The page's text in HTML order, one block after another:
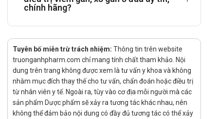
Cách dùng Liverton forte Pymepharco
Thuốc dùng đường uống. Uống thuốc với một lượng nước
ấm vừa đủ.
Liều dùng Liverton forte Pymepharco
được khuyến cáo
Liều dùng khuyến cáo: 1 viên x 3 lần/ngày.
Thời gian điều trị được khuyến cáo
chính hãng?
Tuyên bố miễn trừ trách nhiệm: Thông tin trên website
truonganhpharm.com chỉ mang tính chất tham khảo. Nội
dung trên trang không được xem là tư vấn y khoa và không
nhằm mục đích thay thế cho tư vấn, chẩn đoán hoặc điều trị
từ nhân viên y tế. Ngoài ra, tùy vào cơ địa mỗi người mà các
sản phẩm Dược phẩm sẽ xảy ra tương tác khác nhau, nên
không thể đảm bảo nội dung có đầy đủ tương tác có thể xảy